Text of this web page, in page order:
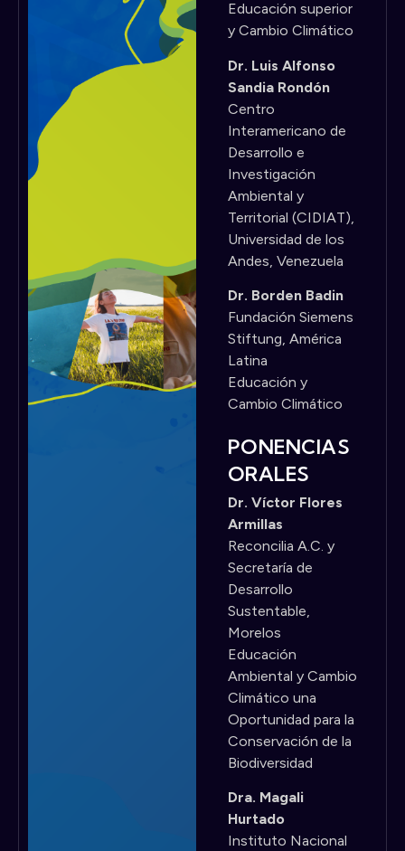
Educación superior
y Cambio Climático
Dr. Luis Alfonso
Sandia Rondón
Centro
Interamericano de
Desarrollo e
Investigación
Ambiental y
Territorial (CIDIAT),
Universidad de los
Andes, Venezuela
Dr. Borden Badin
Fundación Siemens
Stiftung, América
Latina
Educación y
Cambio Climático
PONENCIAS
ORALES
Dr. Víctor Flores
Armillas
Reconcilia A.C. y
Secretaría de
Desarrollo
Sustentable,
Morelos
Educación
Ambiental y Cambio
Climático una
Oportunidad para la
Conservación de la
Biodiversidad
Dra. Magali
Hurtado
Instituto Nacional